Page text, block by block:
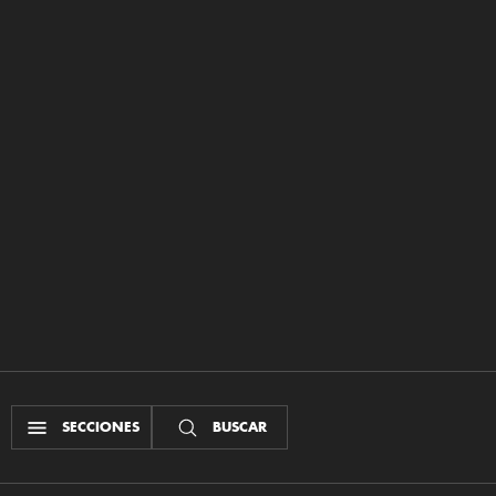
SECCIONES BUSCAR